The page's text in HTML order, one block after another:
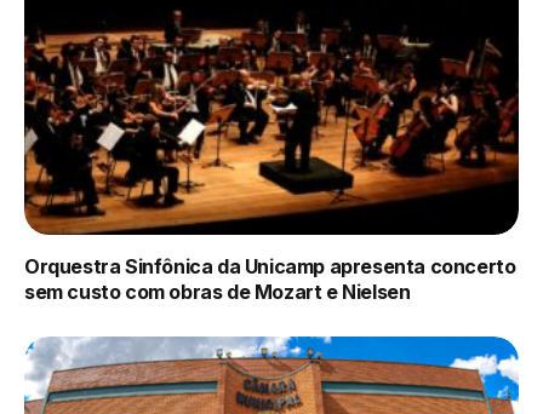
Orquestra Sinfônica da Unicamp apresenta concerto
sem custo com obras de Mozart e Nielsen